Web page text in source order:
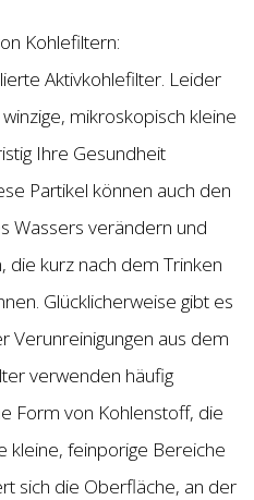
Kohlefiltern:
Aktivkohlefilter. Leider
mikroskopisch kleine
Ihre Gesundheit
Partikel können auch den
Wassers verändern und
die kurz nach dem Trinken
Glücklicherweise gibt es
Verunreinigungen aus dem
verwenden häufig
Form von Kohlenstoff, die
kleine, feinporige Bereiche
sich die Oberfläche, an der